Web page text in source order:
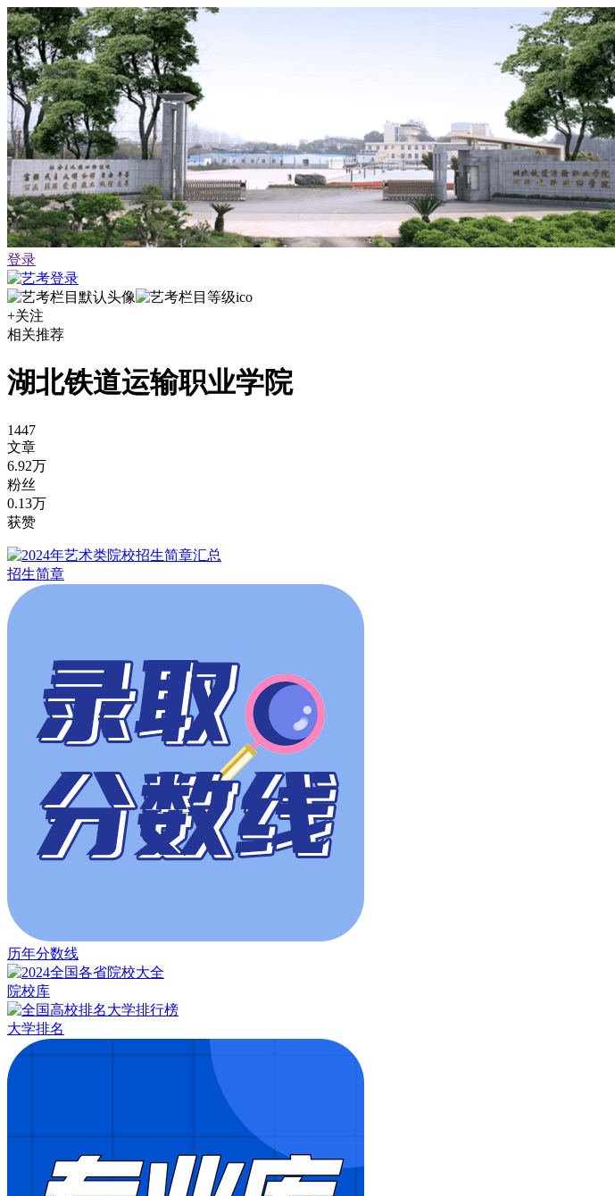
登录
+关注
相关推荐
湖北铁道运输职业学院
1447
文章
6.92万
粉丝
0.13万
获赞
招生简章
历年分数线
院校库
大学排名